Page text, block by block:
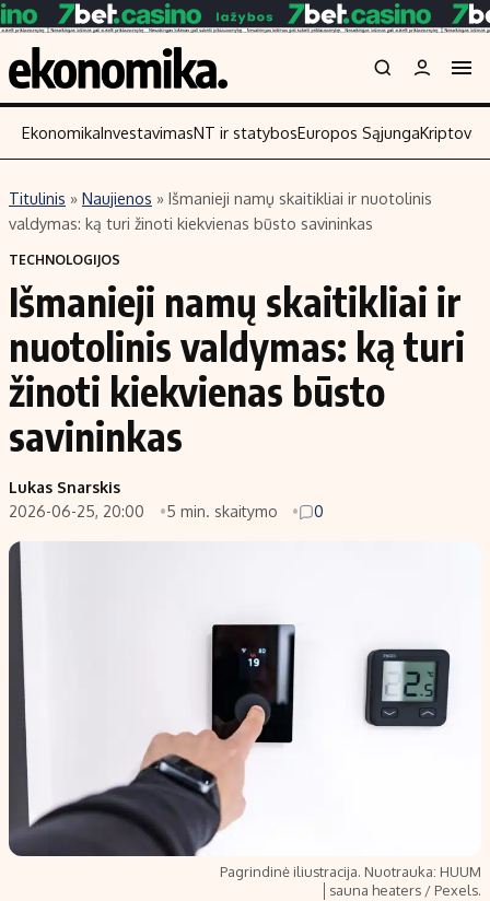
Turinys
Naujienos
Aplinka
Energetika
Ekonomika
Politika
Skaitykite
Įmonės
Technologijos
Laisvalaikis
Akcijų rinka
Saulės elektrinės
Kriptovaliutos
Infliacija
Migracija
Indėlių skaičiuoklė
Būsto finansai
Įdomios naujienos
Redakcija
Apie mus
EkonomikaInvestavimasNT ir statybosEuropos Sąjunga
Titulinis » Naujienos » Išmanieji namų skaitikliai ir nuotolinis
valdymas: ką turi žinoti kiekvienas būsto savininkas
TECHNOLOGIJOS
Išmanieji namų skaitikliai ir
nuotolinis valdymas: ką turi
žinoti kiekvienas būsto
savininkas
Lukas Snarskis
2026-06-25, 20:00
5 min. skaitymo 0
Pagrindinė iliustracija. Nuotrauka: HUUM
│sauna heaters / Pexels.